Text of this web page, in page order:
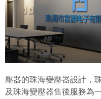
壓器的珠海變壓器設計，
及珠海變壓器售後服務為